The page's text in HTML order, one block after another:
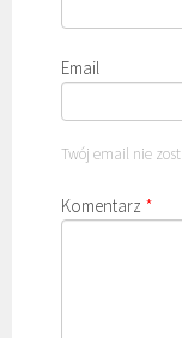
Email
Twój email nie
Komentarz *